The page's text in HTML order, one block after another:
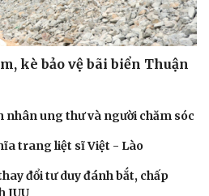
kè bảo vệ bãi biển Thuận
nhân ung thư và người chăm sóc
trang liệt sĩ Việt - Lào
đổi tư duy đánh bắt, chấp
IUU